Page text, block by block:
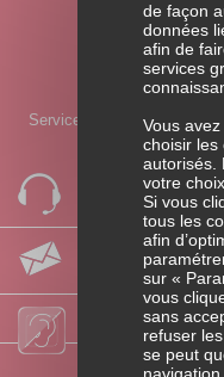
Situations de
Accès au logement
Travaux et
Charges liées au
0
Service ouvert du lundi au
Vous souhaitez
Laissez-nous vos
Par email
Posez-nous votre
Accès personnes
de façon
données
afin de
services
Vous
choisir les
autorisés.
votre
Si vous
tous les
afin
sur «
vous
sans
refuser
se peut
navigation